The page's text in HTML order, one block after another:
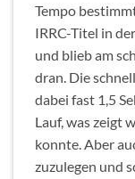
Tempo
IRRC-Titel in
und blieb am
dran. Die
dabei fast 1,5
Lauf, was zeigt
konnte. Aber
zuzulegen und